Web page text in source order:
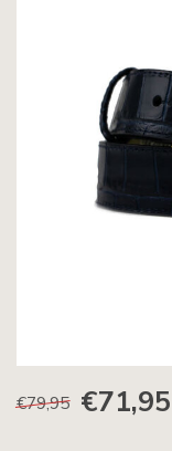
€79,95 €71,95